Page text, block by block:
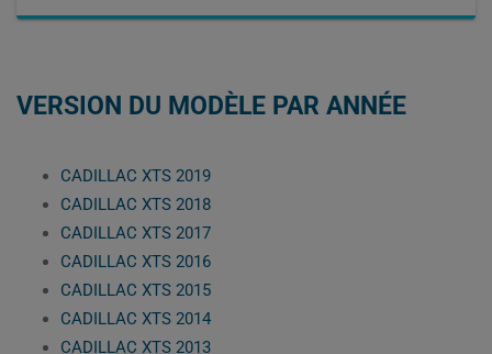
VERSION DU MODÈLE PAR ANNÉE
CADILLAC XTS 2019
CADILLAC XTS 2018
CADILLAC XTS 2017
CADILLAC XTS 2016
CADILLAC XTS 2015
CADILLAC XTS 2014
CADILLAC XTS 2013